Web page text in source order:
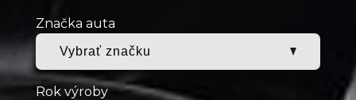
Značka auta
Rok výroby